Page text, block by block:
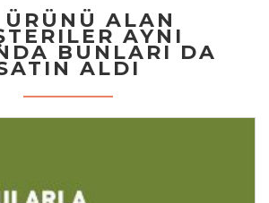
ALAN
AYNI
BUNLARI DA
ALDI